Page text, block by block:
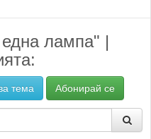
лампа" |
тема Абонирай се